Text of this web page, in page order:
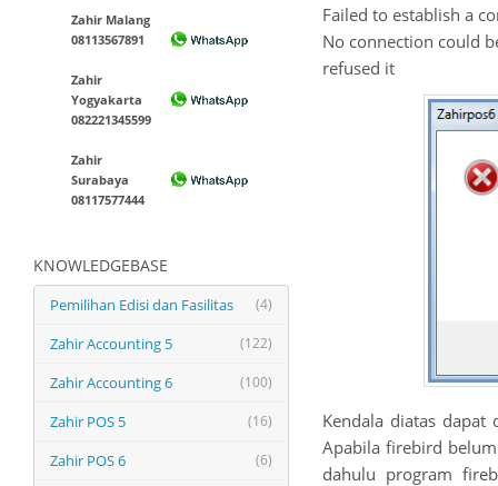
Zahir Malang
08113567891
Zahir
Yogyakarta
082221345599
Zahir
Surabaya
08117577444
KNOWLEDGEBASE
(4)
Pemilihan Edisi dan Fasilitas
(122)
Zahir Accounting 5
(100)
Zahir Accounting 6
(16)
Zahir POS 5
(6)
Zahir POS 6
Failed to establish a
No connection could
refused it
Kendala diatas
Apabila firebird
dahulu program